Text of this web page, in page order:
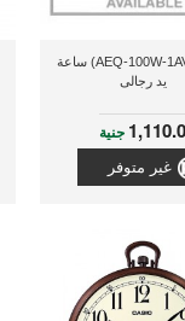
كاسيو (AEQ-100W-1AV) ساعة
يد رجالى
1,110.0 جنية
غير متوفر